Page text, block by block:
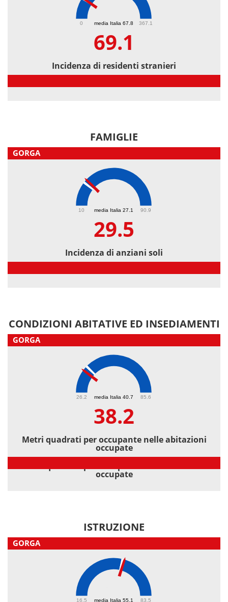
media Italia 67.8
0 367.1
69.1
Incidenza di residenti stranieri
FAMIGLIE
GORGA
media Italia 27.1
10 90.9
29.5
Incidenza di anziani soli
CONDIZIONI ABITATIVE ED INSEDIAMENTI
GORGA
media Italia 40.7
26.2 85.6
38.2
Metri quadrati per occupante nelle abitazioni
occupate
occupate
ISTRUZIONE
GORGA
media Italia 55.1
16.5 83.5